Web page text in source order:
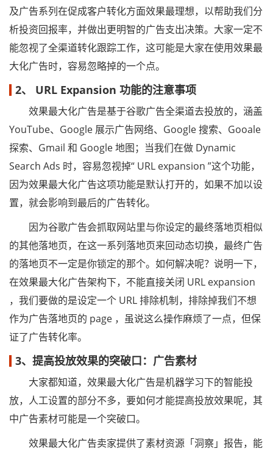
及广告系列在促成客户转化方面效果最理想，以帮助我们分
析投资回报率，并做出更明智的广告支出决策。大家一定不
能忽视了全渠道转化跟踪工作，这可能是大家在使用效果最
大化广告时，容易忽略掉的一个点。
2、 URL Expansion 功能的注意事项
效果最大化广告是基于谷歌广告全渠道去投放的，涵盖
YouTube、Google 展示广告网络、Google 搜索、Gooale
探索、Gmail 和 Google 地图；当我们在做 Dynamic
Search Ads 时，容易忽视掉“ URL expansion ”这个功能，
因为效果最大化广告这项功能是默认打开的，如果不加以设
置，就会影响到最后的广告转化。
因为谷歌广告会抓取网站里与你设定的最终落地页相似
的其他落地页，在这一系列落地页来回动态切换，最终广告
的落地页不一定是你锁定的那个。如何解决呢？说明一下，
在效果最大化广告架构下，不能直接关闭 URL expansion
，我们要做的是设定一个 URL 排除机制，排除掉我们不想
作为广告落地页的 page ，虽说这么操作麻烦了一点，但保
证了广告转化率。
3、提高投放效果的突破口：广告素材
大家都知道，效果最大化广告是机器学习下的智能投
放，人工设置的部分不多，要如何才能提高投放效果呢，其
中广告素材可能是一个突破口。
效果最大化广告卖家提供了素材资源「洞察」报告，能